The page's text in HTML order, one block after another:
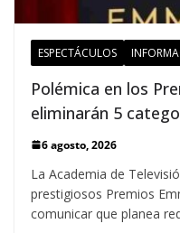
ESPECTÁCULOS
Polémica en los
eliminarán 5
6 agosto, 2026
La Academia de
prestigiosos Premios
comunicar que planea